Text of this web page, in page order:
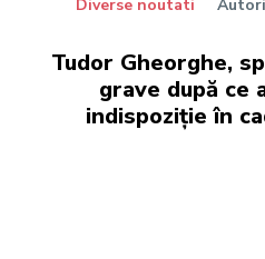
Diverse noutati
Tudor Gheorghe,
grave după ce
indispoziție în